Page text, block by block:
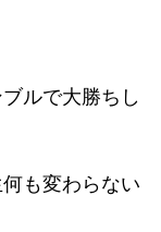
ルで大勝ちし
も変わらない